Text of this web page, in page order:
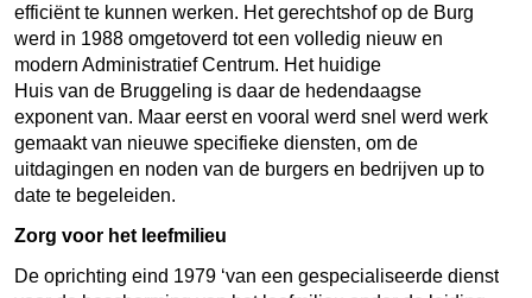
efficiënt te kunnen werken. Het gerechtshof op de Burg
werd in 1988 omgetoverd tot een volledig nieuw en
modern Administratief Centrum. Het huidige
Huis van de Bruggeling is daar de hedendaagse
exponent van. Maar eerst en vooral werd snel werd werk
gemaakt van nieuwe specifieke diensten, om de
uitdagingen en noden van de burgers en bedrijven up to
date te begeleiden.
Zorg voor het leefmilieu
De oprichting eind 1979 ‘van een gespecialiseerde dienst